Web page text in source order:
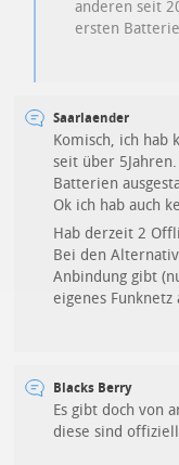
anderen seit
ersten
Saarlaender
Komisch, ich hab
seit über
Batterien
Ok ich hab auch
Hab derzeit 2
Bei den
Anbindung gibt
eigenes Funknetz
Blacks Berry
Es gibt doch von
diese sind